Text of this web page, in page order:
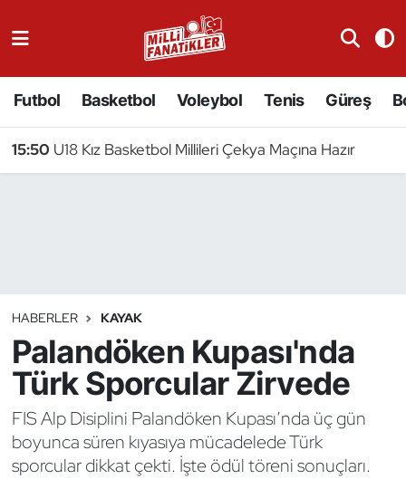
Futbol Basketbol Voleybol Tenis Güreş
15:50 U18 Kız Basketbol Millileri Çekya Maçına Hazır
HABERLER KAYAK
Palandöken Kupası'nda
Türk Sporcular Zirvede
FIS Alp Disiplini Palandöken Kupası’nda üç gün
boyunca süren kıyasıya mücadelede Türk
sporcular dikkat çekti. İşte ödül töreni sonuçları.
Badminton
Binicilik
Bisiklet
Bocce Bowling Dart